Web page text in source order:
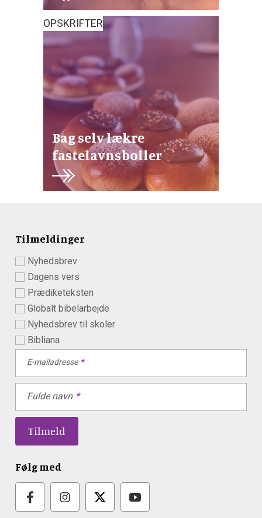
OPSKRIFTER
Bag selv lækre
fastelavnsboller
Tilmeldinger
Nyhedsbrev
Dagens vers
Prædiketeksten
Globalt bibelarbejde
Nyhedsbrev til skoler
Bibliana
E-mailadresse
Fulde navn
Følg med